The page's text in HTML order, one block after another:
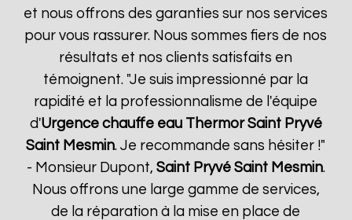
et nous offrons des garanties sur nos services
pour vous rassurer. Nous sommes fiers de nos
résultats et nos clients satisfaits en
témoignent. "Je suis impressionné par la
rapidité et la professionnalisme de l'équipe
d'Urgence chauffe eau Thermor Saint Pryvé
Saint Mesmin. Je recommande sans hésiter !"
- Monsieur Dupont, Saint Pryvé Saint Mesmin.
Nous offrons une large gamme de services,
de la réparation à la mise en place de